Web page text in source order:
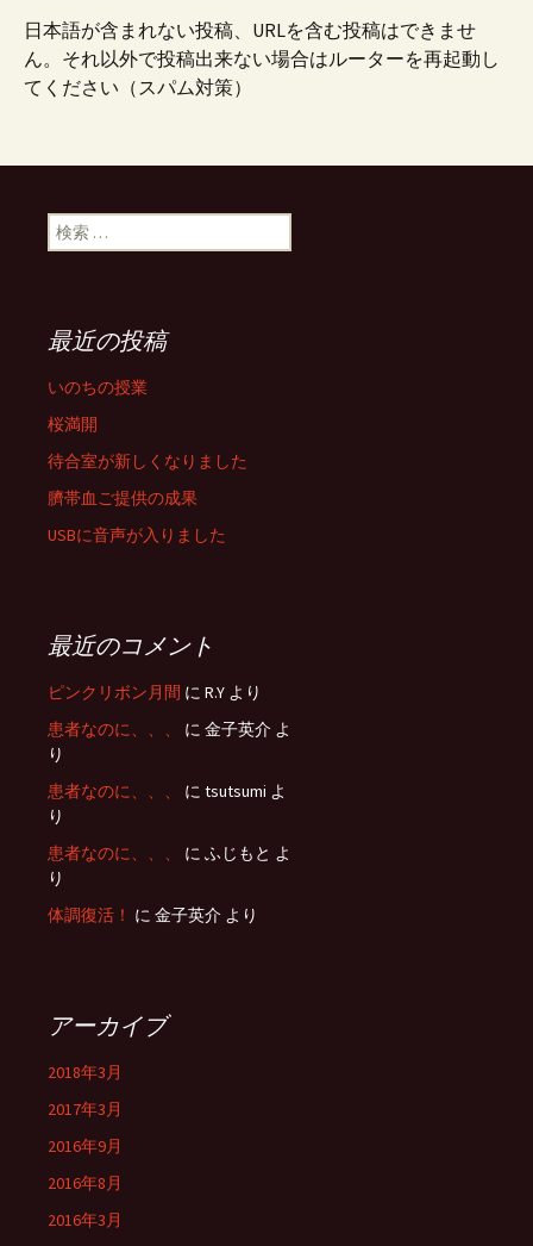
日本語が含まれない投稿、URLを含む投稿はできませ
ん。それ以外で投稿出来ない場合はルーターを再起動し
てください（スパム対策）
検索:
最近の投稿
いのちの授業
桜満開
待合室が新しくなりました
臍帯血ご提供の成果
USBに音声が入りました
最近のコメント
ピンクリボン月間 に R.Y より
患者なのに、、、
に 金子英介 よ
り
患者なのに、、、
に tsutsumi よ
り
患者なのに、、、
に ふじもと よ
り
体調復活！ に 金子英介 より
アーカイブ
2018年3月
2017年3月
2016年9月
2016年8月
2016年3月